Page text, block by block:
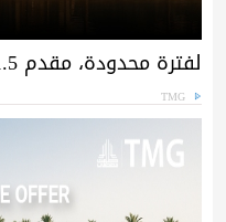
لفترة محدودة، مقدم 1.5% وتقسيط حتى 15 سنة
TMG